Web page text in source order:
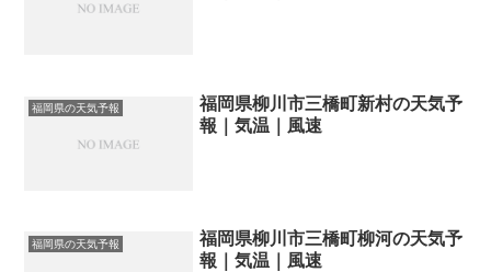
福岡県の天気予報
福岡県柳川市三橋町新村の天気予
報｜気温｜風速
福岡県の天気予報
福岡県柳川市三橋町柳河の天気予
報｜気温｜風速